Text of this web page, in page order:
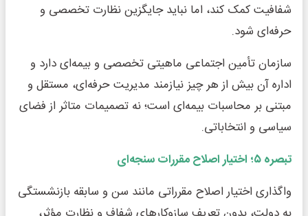
شفافیت کمک کند، اما نباید جایگزین نظارت تخصصی و
حرفه‌ای شود.
سازمان تأمین اجتماعی ماهیتی تخصصی و بیمه‌ای دارد و
اداره آن بیش از هر چیز نیازمند مدیریت حرفه‌ای، مستقل و
مبتنی بر محاسبات بیمه‌ای است؛ نه تصمیمات متاثر از فضای
سیاسی و انتخاباتی.
تبصره۵؛ اختیار اصلاح مقررات سنجه‌ای
واگذاری اختیار اصلاح مقرراتی مانند سن و سابقه بازنشستگی